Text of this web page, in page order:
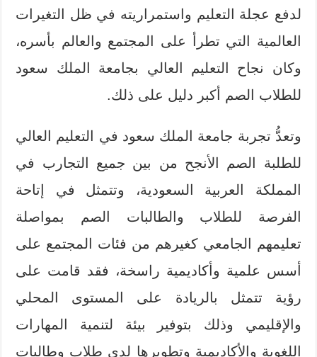
لدفع عجلة التعليم واستمراريته في ظل التغيرات
العالمية التي تطرأ على المجتمع والعالم بأسره،
وكان نجاح التعليم العالي بجامعة الملك سعود
للطلاب الصم أكبر دليل على ذلك.
وتعدُّ تجربة جامعة الملك سعود في التعليم العالي
للطلبة الصم الأنجح من بين جميع التجارب في
المملكة العربية السعودية، وتتمثل في إتاحة
الفرصة للطلاب والطالبات الصم بمواصلة
تعليمهم الجامعي كغيرهم من فئات المجتمع على
أسس علمية وأكاديمية راسخة، فقد قامت على
رؤية تتمثل بالريادة على المستوى المحلي
والإقليمي وذلك بتوفير بيئة لتنمية المهارات
اللغوية والأكاديمية وتطويرها لدى طلاب وطالبات